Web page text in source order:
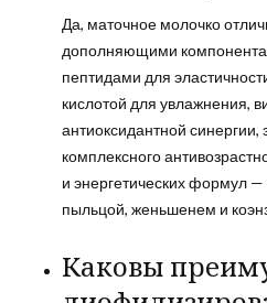
Да, маточное молочко
дополняющими
пептидами для
кислотой для увлажнения,
антиоксидантной синергии,
комплексного
и энергетических формул
пыльцой, женьшенем и
Каковы